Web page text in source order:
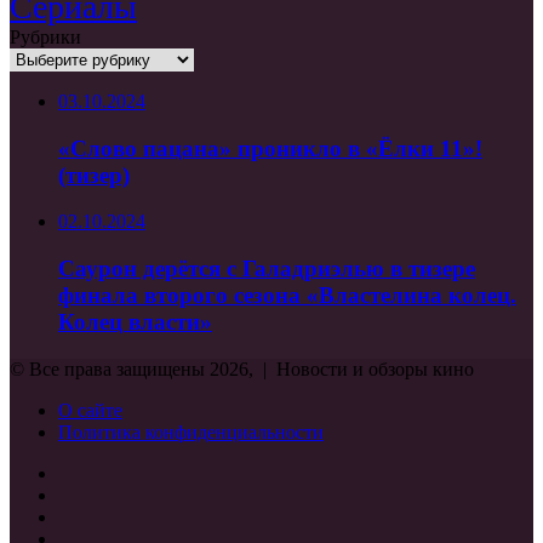
—
трейлеры,
дата
выхода
Рубрики
Рубрики
03.10.2024
«Слово пацана» проникло в «Ёлки 11»!
(тизер)
02.10.2024
Саурон дерётся с Галадриэлью в тизере
финала второго сезона «Властелина колец.
Колец власти»
© Все права защищены 2026, | Новости и обзоры кино
О сайте
Политика конфиденциальности